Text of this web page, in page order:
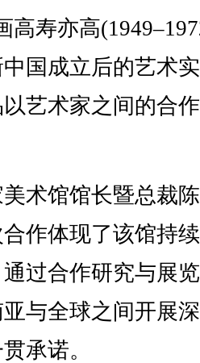
寿亦高
国成立后的艺术
艺术家之间的合
馆馆长暨总裁
作体现了该馆持
过合作研究与展
与全球之间开展
承诺。